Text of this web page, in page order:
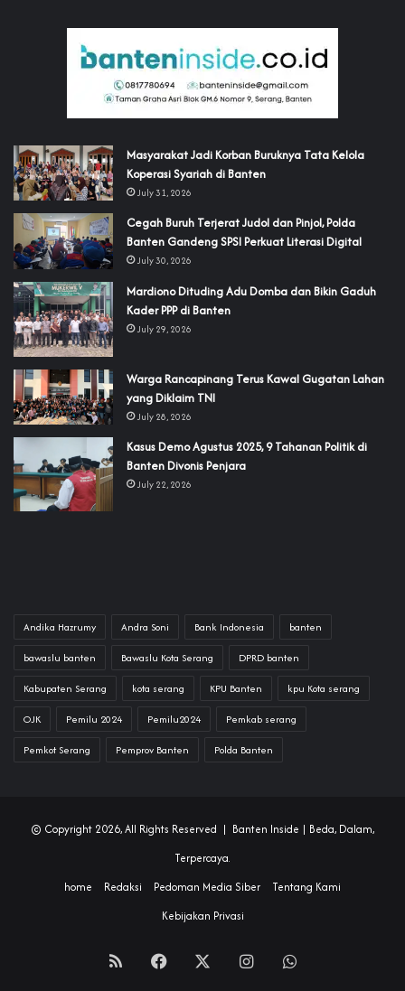
‎Masyarakat Jadi Korban Buruknya Tata Kelola
Koperasi Syariah di Banten
July 31, 2026
Cegah Buruh Terjerat Judol dan Pinjol, Polda
Banten Gandeng SPSI Perkuat Literasi Digital
July 30, 2026
‎Mardiono Dituding Adu Domba dan Bikin Gaduh
Kader PPP di Banten
July 29, 2026
‎Warga Rancapinang Terus Kawal Gugatan Lahan
yang Diklaim TNI‎‎
July 28, 2026
‎Kasus Demo Agustus 2025, 9 Tahanan Politik di
Banten Divonis Penjara
July 22, 2026
Andika Hazrumy Andra Soni Bank Indonesia banten
bawaslu banten Bawaslu Kota Serang DPRD banten
Kabupaten Serang kota serang KPU Banten kpu Kota serang
OJK Pemilu 2024 Pemilu2024 Pemkab serang
Pemkot Serang Pemprov Banten Polda Banten
© Copyright 2026, All Rights Reserved | Banten Inside | Beda, Dalam,
Terpercaya.
home
Redaksi Pedoman Media Siber
Tentang Kami
Kebijakan Privasi
RSS Facebook InstagramWhatsApp